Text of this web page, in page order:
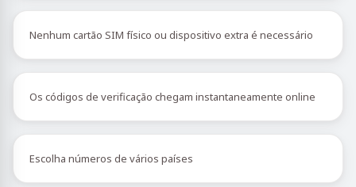
Nenhum cartão SIM físico ou dispositivo extra é necessário
Os códigos de verificação chegam instantaneamente online
Escolha números de vários países